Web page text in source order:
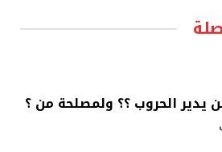
يدير الحروب ؟؟ ولمصلحة من ؟